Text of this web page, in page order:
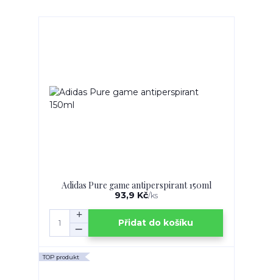
Adidas Pure game antiperspirant 150ml
93,9 Kč/ks
Přidat do košíku
TOP produkt